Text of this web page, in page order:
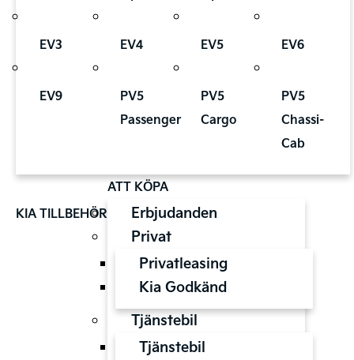
EV3 EV4 EV5 EV6
EV9
PV5
Passenger
PV5
Cargo
PV5
Chassi-
Cab
KIA TILLBEHÖR
ATT KÖPA
Erbjudanden
Privat
Privatleasing
Kia Godkänd
Tjänstebil
Tjänstebil